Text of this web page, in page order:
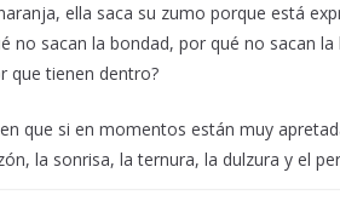
ella saca su zumo porque está
no sacan la bondad, por qué no sacan
que tienen dentro?
que si en momentos están muy
la sonrisa, la ternura, la dulzura y el